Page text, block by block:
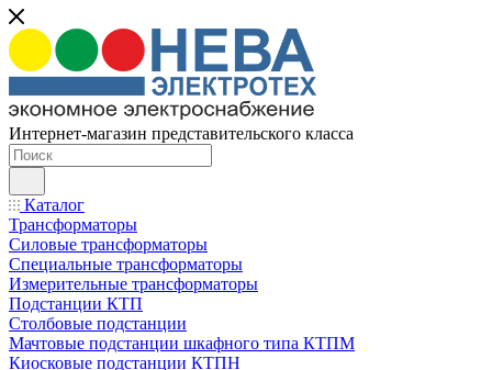
Интернет-магазин представительского класса
Каталог
Трансформаторы
Силовые трансформаторы
Специальные трансформаторы
Измерительные трансформаторы
Подстанции КТП
Столбовые подстанции
Мачтовые подстанции шкафного типа КТПМ
Киосковые подстанции КТПН